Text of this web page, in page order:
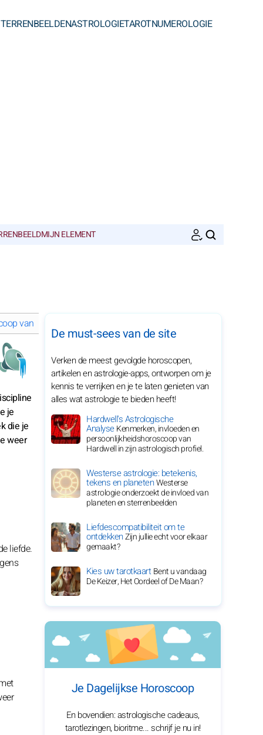
ASTROLOGIETAROTNUMEROLOGIE
MIJN ELEMENT
van augustus 2026 voor je sterrenbeeld
je
die je
weer
liefde.
De must-sees van de site
Verken de meest gevolgde horoscopen,
artikelen en astrologie-apps, ontworpen om je
kennis te verrijken en je te laten genieten van
alles wat astrologie te bieden heeft!
Hardwell's Astrologische
AnalyseKenmerken, invloeden en
persoonlijkheidshoroscoop van
Hardwell in zijn astrologisch profiel.
Westerse astrologie: betekenis,
tekens en planetenWesterse
astrologie onderzoekt de invloed van
planeten en sterrenbeelden
Liefdescompatibiliteit om te
ontdekkenZijn jullie echt voor elkaar
gemaakt?
Kies uw tarotkaartBent u vandaag
De Keizer, Het Oordeel of De Maan?
Je Dagelijkse Horoscoop
En bovendien: astrologische cadeaus,
tarotlezingen, bioritme... schrijf je nu in!